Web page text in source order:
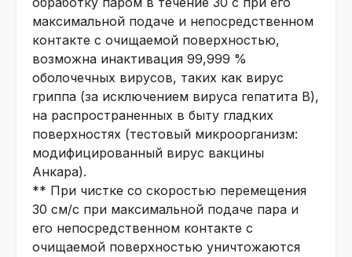
максимальной подаче и непосредственном
контакте с очищаемой поверхностью,
возможна инактивация 99,999 %
оболочечных вирусов, таких как вирус
гриппа (за исключением вируса гепатита B),
на распространенных в быту гладких
поверхностях (тестовый микроорганизм:
модифицированный вирус вакцины
Анкара).
** При чистке со скоростью перемещения
30 см/с при максимальной подаче пара и
его непосредственном контакте с
очищаемой поверхностью уничтожаются